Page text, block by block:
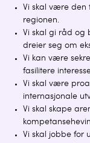
Vi skal være den
regionen.
Vi skal gi råd og
dreier seg om
Vi kan være
fasilitere
Vi skal være
internasjonale
Vi skal skape
Vi skal jobbe for